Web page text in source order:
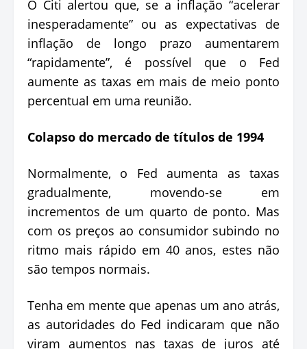
O Citi alertou que, se a inflação “acelerar
inesperadamente” ou as expectativas de
inflação de longo prazo aumentarem
“rapidamente”, é possível que o Fed
aumente as taxas em mais de meio ponto
percentual em uma reunião.
Colapso do mercado de títulos de 1994
Normalmente, o Fed aumenta as taxas
gradualmente, movendo-se em
incrementos de um quarto de ponto. Mas
com os preços ao consumidor subindo no
ritmo mais rápido em 40 anos, estes não
são tempos normais.
Tenha em mente que apenas um ano atrás,
as autoridades do Fed indicaram que não
viram aumentos nas taxas de juros até